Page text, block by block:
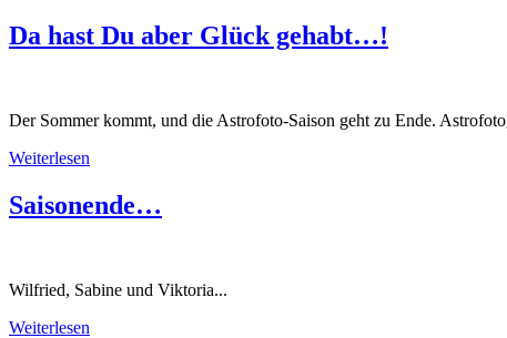
Da hast Du aber Glück gehabt…!
Der Sommer kommt, und die Astrofoto-Saison geht zu Ende.
Weiterlesen
Saisonende…
Wilfried, Sabine und Viktoria...
Weiterlesen